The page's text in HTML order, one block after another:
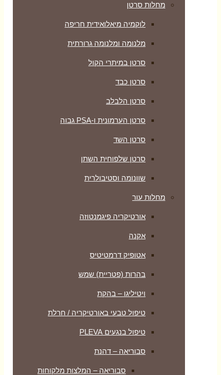
מחלות סרטן
לוקמיה מיאלואידית חריפה
מלנומה ומלנומה גרורתית
סרטן במיתרי הקול
סרטן כבד
סרטן הלבלב
סרטן הערמונית ו-PSA גבוה
סרטן השד
סרטן שלפוחית השתן
שוונומה וסטיבולרית
מחלות עור
אורטיקריה פיגמנטוזה
אקנה
אטופיק דרמטיטיס
בהרות (פטריית) שמש
ויטיליגו – בהקת
טיפול טבעי באורטיקריה / חרלת
טיפול בנגעים PLEVA
סבוריאה – דהנת
סבוריאה – המלצות מלקוחות